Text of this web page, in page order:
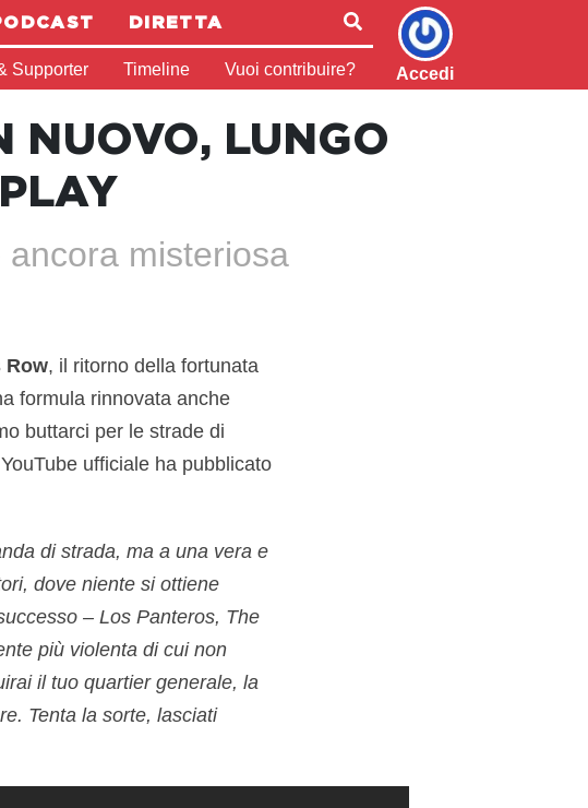
DIRETTA
Supporter Timeline Vuoi contribuire? Accedi
NUOVO, LUNGO
misteriosa
Row, il ritorno della fortunata
formula rinnovata anche
buttarci per le strade di
ufficiale ha pubblicato
di strada, ma a una vera e
dove niente si ottiene
– Los Panteros, The
più violenta di cui non
il tuo quartier generale, la
Tenta la sorte, lasciati